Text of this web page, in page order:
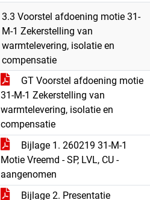
3.3 Voorstel afdoening motie 31-
M-1 Zekerstelling van
warmtelevering, isolatie en
compensatie
GT Voorstel afdoening motie
31-M-1 Zekerstelling van
warmtelevering, isolatie en
compensatie
Bijlage 1. 260219 31-M-1
Motie Vreemd - SP, LVL, CU -
aangenomen
Bijlage 2. Presentatie